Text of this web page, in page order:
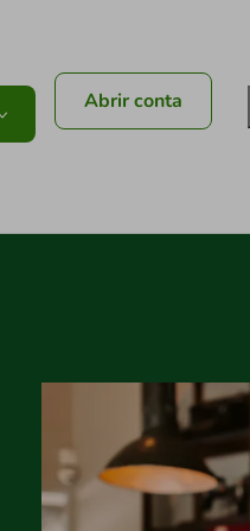
Abrir conta